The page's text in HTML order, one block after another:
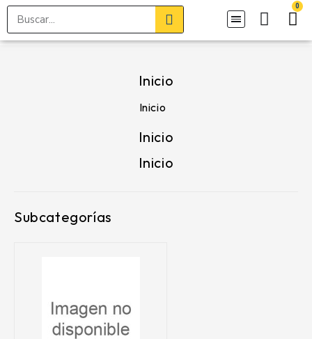
Inicio
Inicio
Inicio
Inicio
Subcategorías